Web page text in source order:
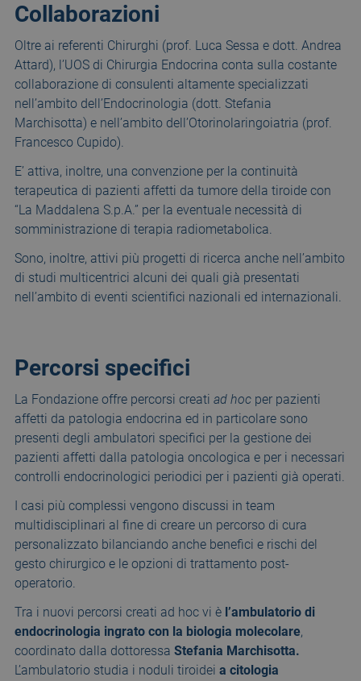
Collaborazioni
Oltre ai referenti Chirurghi (prof. Luca Sessa e dott. Andrea
Attard), l’UOS di Chirurgia Endocrina conta sulla costante
collaborazione di consulenti altamente specializzati
nell’ambito dell’Endocrinologia (dott. Stefania
Marchisotta) e nell’ambito dell’Otorinolaringoiatria (prof.
Francesco Cupido).
E’ attiva, inoltre, una convenzione per la continuità
terapeutica di pazienti affetti da tumore della tiroide con
“La Maddalena S.p.A.” per la eventuale necessità di
somministrazione di terapia radiometabolica.
Sono, inoltre, attivi più progetti di ricerca anche nell’ambito
di studi multicentrici alcuni dei quali già presentati
nell’ambito di eventi scientifici nazionali ed internazionali.
Percorsi specifici
La Fondazione offre percorsi creati ad hoc per pazienti
affetti da patologia endocrina ed in particolare sono
presenti degli ambulatori specifici per la gestione dei
pazienti affetti dalla patologia oncologica e per i necessari
controlli endocrinologici periodici per i pazienti già operati.
I casi più complessi vengono discussi in team
multidisciplinari al fine di creare un percorso di cura
personalizzato bilanciando anche benefici e rischi del
gesto chirurgico e le opzioni di trattamento post-
operatorio.
Tra i nuovi percorsi creati ad hoc vi è l’ambulatorio di
endocrinologia ingrato con la biologia molecolare,
coordinato dalla dottoressa Stefania Marchisotta.
L’ambulatorio studia i noduli tiroidei a citologia